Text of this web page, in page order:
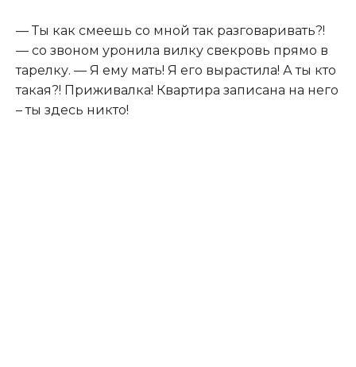
— Ты как смеешь со мной так разговаривать?!
— со звоном уронила вилку свекровь прямо в
тарелку. — Я ему мать! Я его вырастила! А ты кто
такая?! Приживалка! Квартира записана на него
– ты здесь никто!